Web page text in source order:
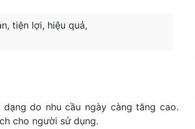
tiện lợi, hiệu quả,
do nhu cầu ngày càng tăng cao.
cho người sử dụng.